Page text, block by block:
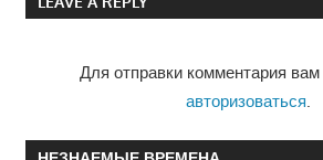
записям
Для отправки комментария
авторизоваться